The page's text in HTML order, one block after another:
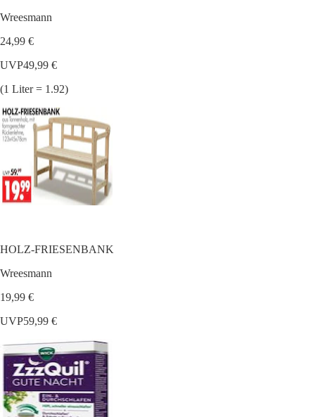
Wreesmann
24,99 €
UVP49,99 €
(1 Liter = 1.92)
HOLZ-FRIESENBANK
Wreesmann
19,99 €
UVP59,99 €